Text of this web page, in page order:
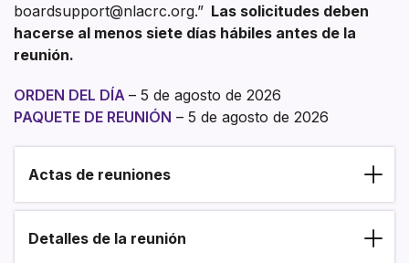
boardsupport@nlacrc.org.” Las solicitudes deben
hacerse al menos siete días hábiles antes de la
reunión.
ORDEN DEL DÍA – 5 de agosto de 2026
PAQUETE DE REUNIÓN – 5 de agosto de 2026
Section heading
Actas de reuniones
Detalles de la reunión